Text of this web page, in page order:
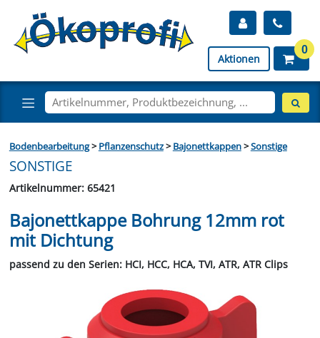
Aktionen
0
Bodenbearbeitung>Pflanzenschutz>Bajonettkappen>Sonstige
SONSTIGE
Artikelnummer: 65421
Bajonettkappe Bohrung 12mm rot
mit Dichtung
passend zu den Serien: HCI, HCC, HCA, TVI, ATR, ATR Clips